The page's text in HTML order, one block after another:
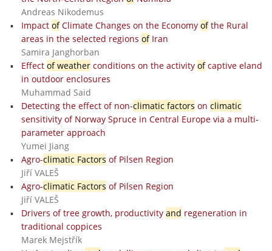
Andreas Nikodemus
Impact ofClimate Changes on the Economy ofthe Rural
areas in the selected regions ofIran
Samira Janghorban
Effect of weatherconditions on the activity ofcaptive eland
in outdoor enclosures
Muhammad Said
Detecting the effect of non-climatic factors on climatic
sensitivity of Norway Spruce in Central Europe via a multi-
parameter approach
Yumei Jiang
Agro-climatic Factors of Pilsen Region
Jiří VALEŠ
Agro-climatic Factors of Pilsen Region
Jiří VALEŠ
Drivers of tree growth, productivity and regeneration in
traditional coppices
Marek Mejstřík